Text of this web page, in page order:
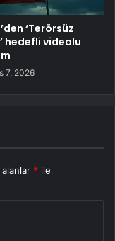
‘Terörsüz
hedefli videolu
7, 2026
* ile